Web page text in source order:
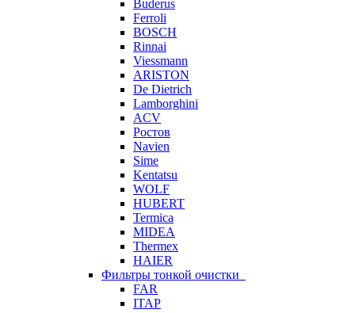
Buderus
Ferroli
BOSCH
Rinnai
Viessmann
ARISTON
De Dietrich
Lamborghini
ACV
Ростов
Navien
Sime
Kentatsu
WOLF
HUBERT
Termica
MIDEA
Thermex
HAIER
Фильтры тонкой очистки
FAR
ITAP